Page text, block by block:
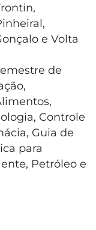
e Volta
de
Controle
Guia de
para
Petróleo e